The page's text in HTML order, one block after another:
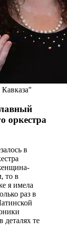
оркестра
в
то в
я имела
раз в
деталях те